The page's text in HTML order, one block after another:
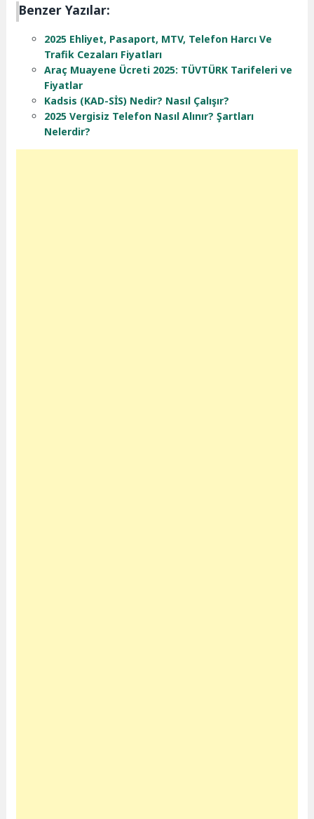
Benzer Yazılar:
2025 Ehliyet, Pasaport, MTV, Telefon Harcı Ve
Trafik Cezaları Fiyatları
Araç Muayene Ücreti 2025: TÜVTÜRK Tarifeleri ve
Fiyatlar
Kadsis (KAD-SİS) Nedir? Nasıl Çalışır?
2025 Vergisiz Telefon Nasıl Alınır? Şartları
Nelerdir?